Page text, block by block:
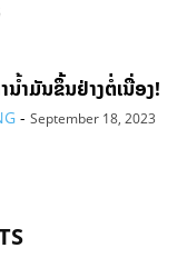
ຳມັນຂຶ້ນຢ່າງຕໍ່ເນື່ອງ!
- September 18, 2023